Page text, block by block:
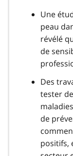
Une
peau
révélé
de
Des
tester
de
positifs,